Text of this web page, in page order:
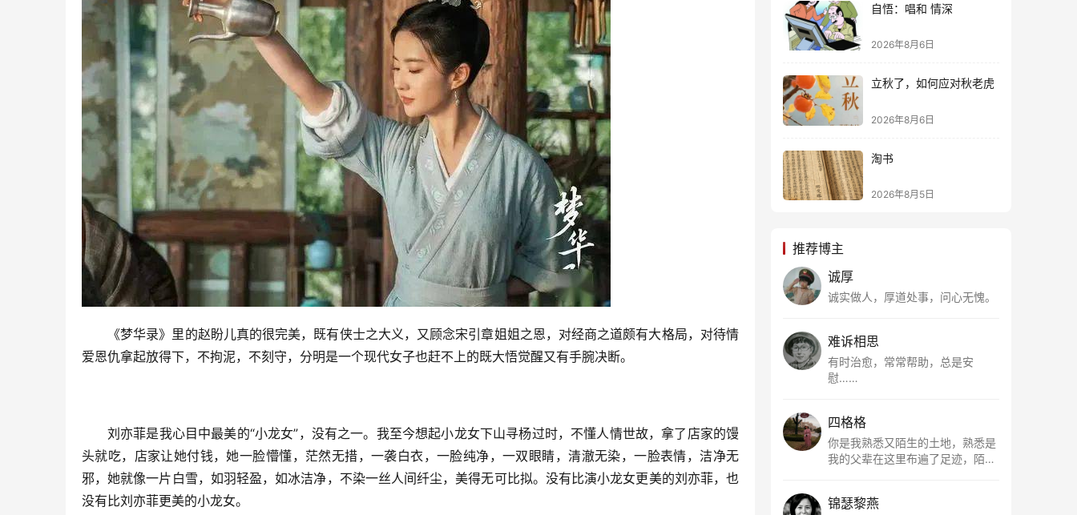
《梦华录》里的赵盼儿真的很完美，既有侠士之大义，又顾念宋引章姐姐之恩，对经商之道颇有大格局，对待情
爱恩仇拿起放得下，不拘泥，不刻守，分明是一个现代女子也赶不上的既大悟觉醒又有手腕决断。
刘亦菲是我心目中最美的“小龙女”，没有之一。我至今想起小龙女下山寻杨过时，不懂人情世故，拿了店家的馒
头就吃，店家让她付钱，她一脸懵懂，茫然无措，一袭白衣，一脸纯净，一双眼睛，清澈无染，一脸表情，洁净无
邪，她就像一片白雪，如羽轻盈，如冰洁净，不染一丝人间纤尘，美得无可比拟。没有比演小龙女更美的刘亦菲，也
没有比刘亦菲更美的小龙女。
自悟：唱和 情深
2026年8月6日
立秋了，如何应对秋老虎
2026年8月6日
淘书
2026年8月5日
推荐博主
诚厚
诚实做人，厚道处事，问心无愧。
难诉相思
有时治愈，常常帮助，总是安
慰……
四格格
你是我熟悉又陌生的土地，熟悉是
我的父辈在这里布遍了足迹，陌生
根所在，我用文字慢慢认识你、慢
锦瑟黎燕